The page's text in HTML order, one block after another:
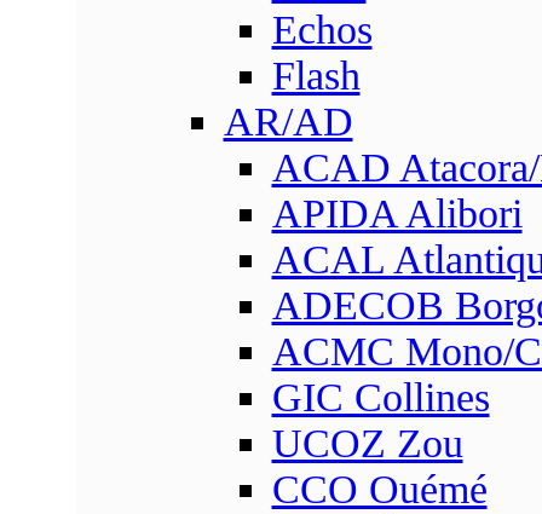
Echos
Flash
AR/AD
ACAD
APIDA Alibori
ACAL
ADECOB
ACMC Mono/
GIC Collines
UCOZ Zou
CCO Ouémé